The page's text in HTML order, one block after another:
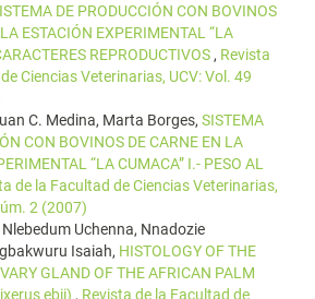
DE PRODUCCIÓN CON BOVINOS
ESTACIÓN EXPERIMENTAL “LA
REPRODUCTIVOS , Revista
Ciencias Veterinarias, UCV: Vol. 49
C. Medina, Marta Borges, SISTEMA
CON BOVINOS DE CARNE EN LA
“LA CUMACA” I.- PESO AL
de la Facultad de Ciencias Veterinarias,
2 (2007)
Nlebedum Uchenna, Nnadozie
Isaiah, HISTOLOGY OF THE
GLAND OF THE AFRICAN PALM
ebii) , Revista de la Facultad de